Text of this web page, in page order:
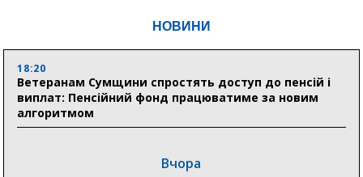
НОВИНИ
18:20
Ветеранам Сумщини спростять доступ до пенсій і
виплат: Пенсійний фонд працюватиме за новим
алгоритмом
Вчора